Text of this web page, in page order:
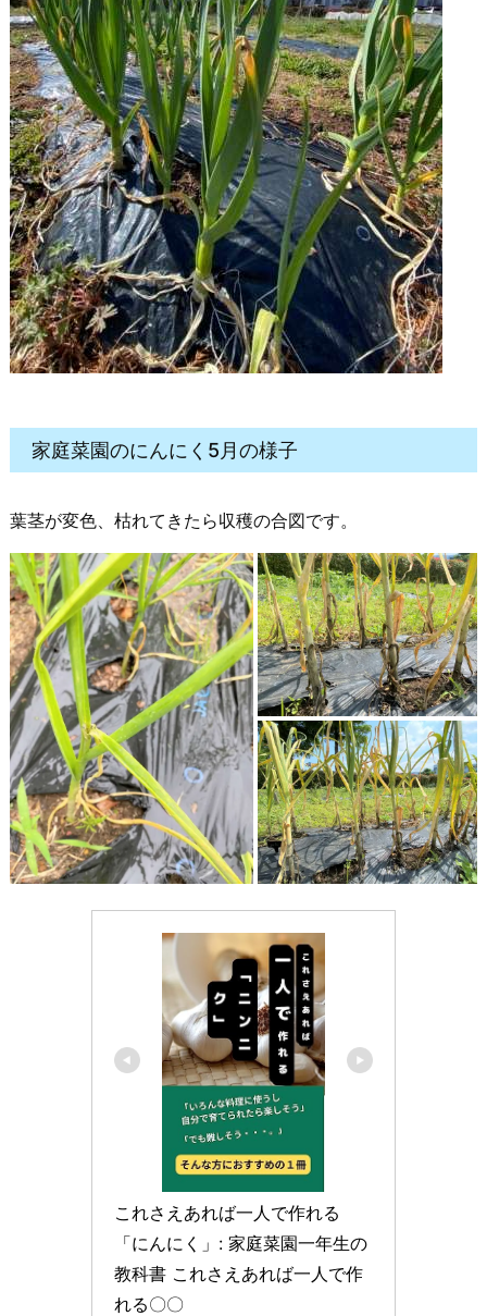
家庭菜園のにんにく5月の様子
葉茎が変色、枯れてきたら収穫の合図です。
これさえあれば一人で作れる
「にんにく」: 家庭菜園一年生の
教科書 これさえあれば一人で作
れる〇〇